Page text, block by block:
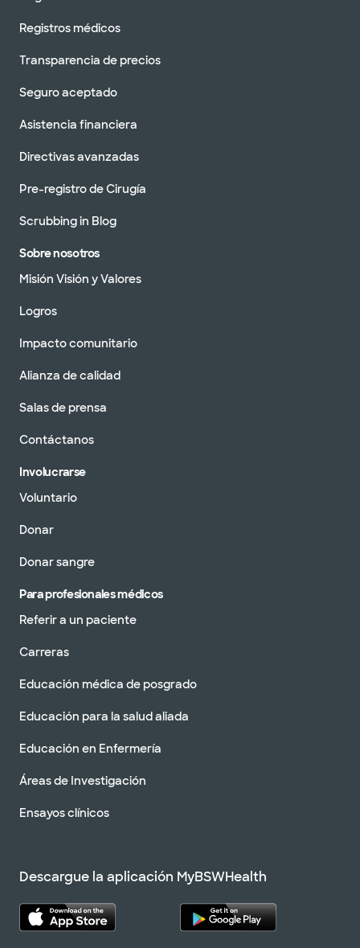
Registros médicos
Transparencia de precios
Seguro aceptado
Asistencia financiera
Directivas avanzadas
Pre-registro de Cirugía
Scrubbing in Blog
Sobre nosotros
Misión Visión y Valores
Logros
Impacto comunitario
Alianza de calidad
Salas de prensa
Contáctanos
Involucrarse
Voluntario
Donar
Donar sangre
Para profesionales médicos
Referir a un paciente
Carreras
Educación médica de posgrado
Educación para la salud aliada
Educación en Enfermería
Áreas de Investigación
Ensayos clínicos
Descargue la aplicación MyBSWHealth